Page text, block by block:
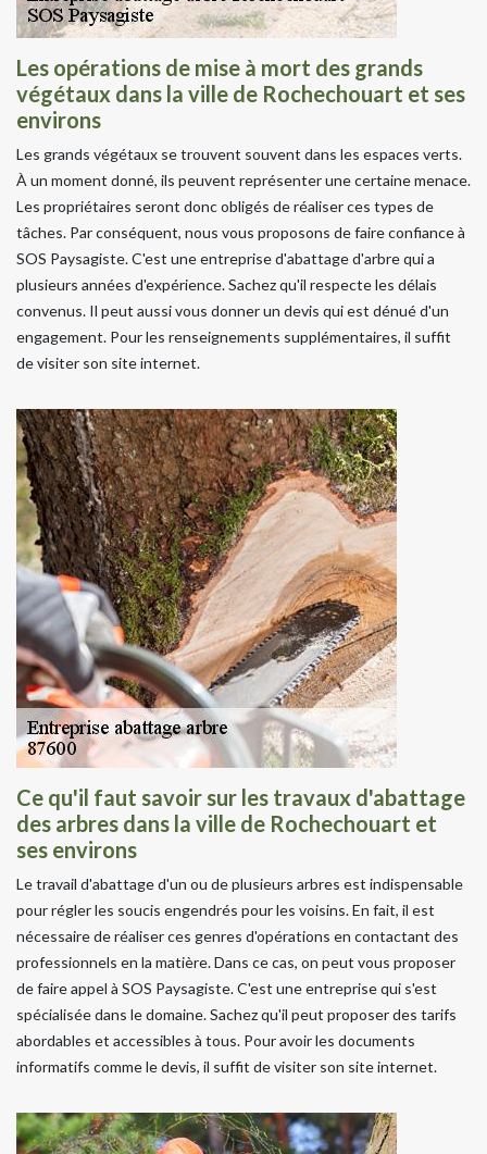
Les opérations de mise à mort des grands
végétaux dans la ville de Rochechouart et ses
environs
Les grands végétaux se trouvent souvent dans les espaces verts.
À un moment donné, ils peuvent représenter une certaine menace.
Les propriétaires seront donc obligés de réaliser ces types de
tâches. Par conséquent, nous vous proposons de faire confiance à
SOS Paysagiste. C'est une entreprise d'abattage d'arbre qui a
plusieurs années d'expérience. Sachez qu'il respecte les délais
convenus. Il peut aussi vous donner un devis qui est dénué d'un
engagement. Pour les renseignements supplémentaires, il suffit
de visiter son site internet.
Ce qu'il faut savoir sur les travaux d'abattage
des arbres dans la ville de Rochechouart et
ses environs
Le travail d'abattage d'un ou de plusieurs arbres est indispensable
pour régler les soucis engendrés pour les voisins. En fait, il est
nécessaire de réaliser ces genres d'opérations en contactant des
professionnels en la matière. Dans ce cas, on peut vous proposer
de faire appel à SOS Paysagiste. C'est une entreprise qui s'est
spécialisée dans le domaine. Sachez qu'il peut proposer des tarifs
abordables et accessibles à tous. Pour avoir les documents
informatifs comme le devis, il suffit de visiter son site internet.